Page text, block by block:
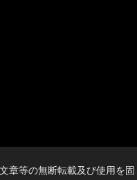
章等の無断転載及び使用を固